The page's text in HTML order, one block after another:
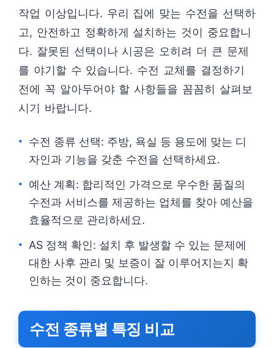
작업 이상입니다. 우리 집에 맞는 수전을 선택하
고, 안전하고 정확하게 설치하는 것이 중요합니
다. 잘못된 선택이나 시공은 오히려 더 큰 문제
를 야기할 수 있습니다. 수전 교체를 결정하기
전에 꼭 알아두어야 할 사항들을 꼼꼼히 살펴보
시기 바랍니다.
수전 종류 선택: 주방, 욕실 등 용도에 맞는 디
자인과 기능을 갖춘 수전을 선택하세요.
예산 계획: 합리적인 가격으로 우수한 품질의
수전과 서비스를 제공하는 업체를 찾아 예산을
효율적으로 관리하세요.
AS 정책 확인: 설치 후 발생할 수 있는 문제에
대한 사후 관리 및 보증이 잘 이루어지는지 확
인하는 것이 중요합니다.
수전 종류별 특징 비교